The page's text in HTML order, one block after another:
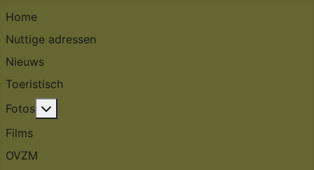
Home
Nuttige adressen
Nieuws
Toeristisch
Fotos
Films
OVZM